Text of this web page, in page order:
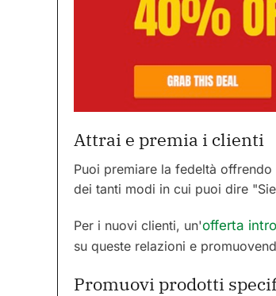
Attrai e premia i clienti
Puoi premiare la fedeltà
dei tanti modi in cui puoi dire
Per i nuovi clienti, un'offerta
su queste relazioni e
Promuovi prodotti